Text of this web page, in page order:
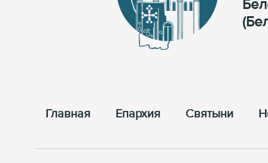
Главная Епархия Cвятыни